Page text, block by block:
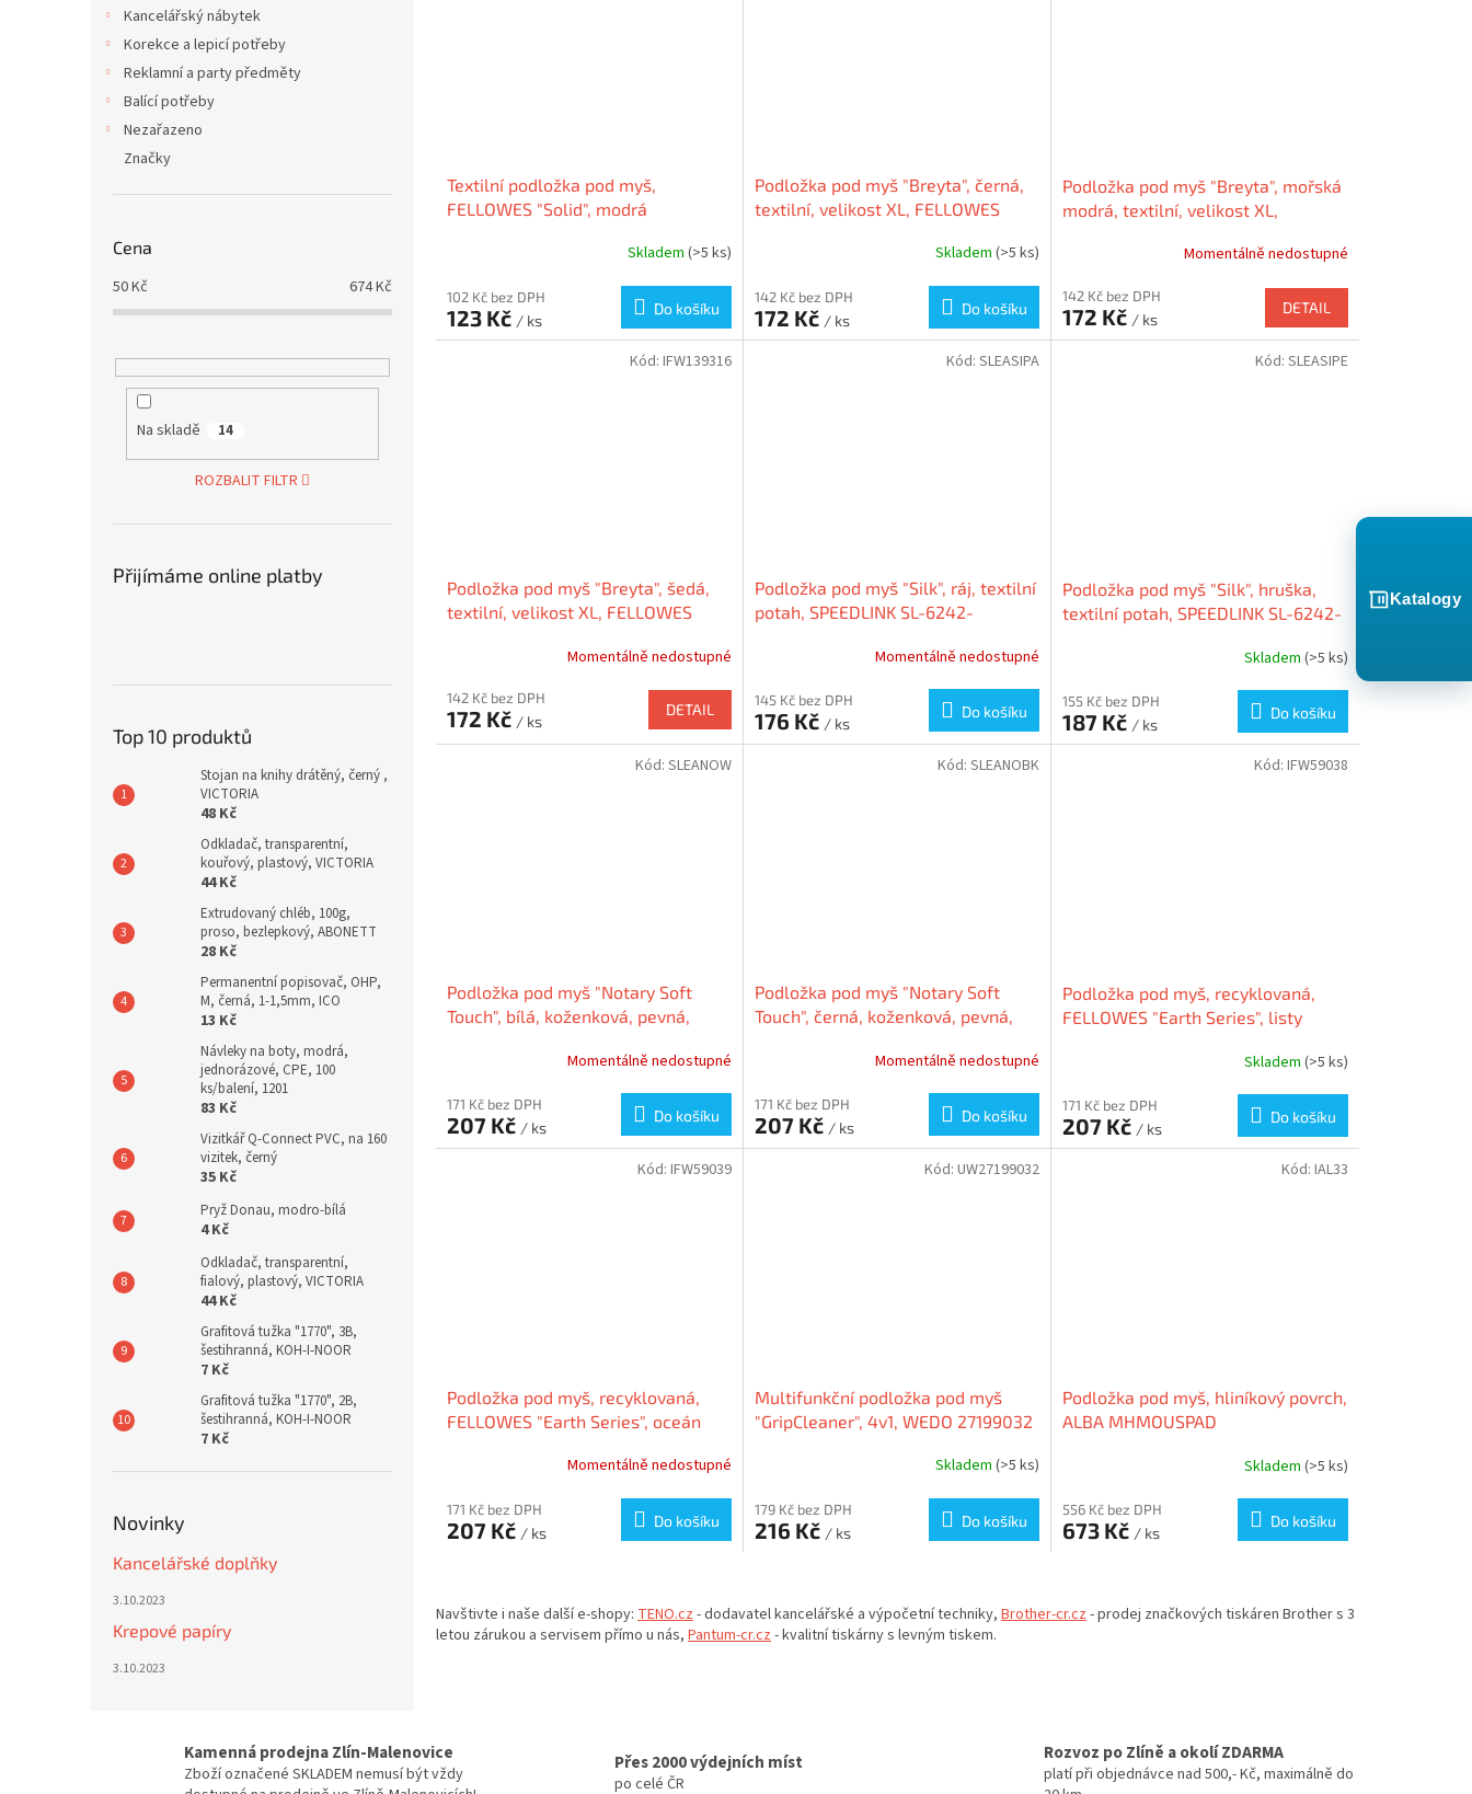
Kancelářský nábytek
Korekce a lepicí potřeby
Reklamní a party předměty
Balící potřeby
Nezařazeno
Značky
Cena
50Kč 674Kč
Na skladě 14
ROZBALIT FILTR
Přijímáme online platby
Top 10 produktů
Stojan na knihy drátěný, černý ,
VICTORIA
48 Kč
Odkladač, transparentní,
kouřový, plastový, VICTORIA
44 Kč
Extrudovaný chléb, 100g,
proso, bezlepkový, ABONETT
28 Kč
Permanentní popisovač, OHP,
M, černá, 1-1,5mm, ICO
13 Kč
Návleky na boty, modrá,
jednorázové, CPE, 100
ks/balení, 1201
83 Kč
Vizitkář Q-Connect PVC, na 160
vizitek, černý
35 Kč
Pryž Donau, modro-bílá
4 Kč
Odkladač, transparentní,
fialový, plastový, VICTORIA
44 Kč
Grafitová tužka "1770", 3B,
šestihranná, KOH-I-NOOR
7 Kč
Grafitová tužka "1770", 2B,
šestihranná, KOH-I-NOOR
7 Kč
Novinky
Kancelářské doplňky
3.10.2023
Krepové papíry
3.10.2023
Textilní podložka pod myš,
FELLOWES "Solid", modrá
Skladem (>5 ks)
102 Kč bez DPH
123 Kč / ks
Do košíku
Podložka pod myš "Breyta", černá,
textilní, velikost XL, FELLOWES
Skladem (>5 ks)
142 Kč bez DPH
172 Kč / ks
Do košíku
Podložka pod myš "Breyta", mořská
modrá, textilní, velikost XL,
Momentálně nedostupné
142 Kč bez DPH
172 Kč / ks
DETAIL
Podložka pod myš "Breyta", šedá,
textilní, velikost XL, FELLOWES
Momentálně nedostupné
142 Kč bez DPH
172 Kč / ks
DETAIL
Kód: IFW139316
Podložka pod myš "Silk", ráj, textilní
potah, SPEEDLINK SL-6242-
Momentálně nedostupné
145 Kč bez DPH
176 Kč / ks
Do košíku
Kód: SLEASIPA
Podložka pod myš "Silk", hruška,
textilní potah, SPEEDLINK SL-6242-
Skladem (>5 ks)
155 Kč bez DPH
187 Kč / ks
Do košíku
Kód: SLEASIPE
Podložka pod myš "Notary Soft
Touch", bílá, koženková, pevná,
Momentálně nedostupné
171 Kč bez DPH
207 Kč / ks
Do košíku
Kód: SLEANOW
Podložka pod myš "Notary Soft
Touch", černá, koženková, pevná,
Momentálně nedostupné
171 Kč bez DPH
207 Kč / ks
Do košíku
Kód: SLEANOBK
Podložka pod myš, recyklovaná,
FELLOWES "Earth Series", listy
Skladem (>5 ks)
171 Kč bez DPH
207 Kč / ks
Do košíku
Kód: IFW59038
Podložka pod myš, recyklovaná,
FELLOWES "Earth Series", oceán
Momentálně nedostupné
171 Kč bez DPH
207 Kč / ks
Do košíku
Kód: IFW59039
Multifunkční podložka pod myš
"GripCleaner", 4v1, WEDO 27199032
Skladem (>5 ks)
179 Kč bez DPH
216 Kč / ks
Do košíku
Kód: UW27199032
Podložka pod myš, hliníkový povrch,
ALBA MHMOUSPAD
Skladem (>5 ks)
556 Kč bez DPH
673 Kč / ks
Do košíku
Kód: IAL33
v
l
á
Navštivte i naše další e-shopy: TENO.cz- dodavatel kancelářské a výpočetní techniky, Brother-cr.cz- prodej značkových tiskáren Brother s 3
letou zárukou a servisem přímo u nás, Pantum-cr.cz- kvalitní tiskárny s levným tiskem.
Kamenná prodejna Zlín-Malenovice
Zboží označené SKLADEM nemusí být vždy
Přes 2000 výdejních míst
po celé ČR
Rozvoz po Zlíně a okolí ZDARMA
platí při objednávce nad 500,- Kč, maximálně do
Katalogy